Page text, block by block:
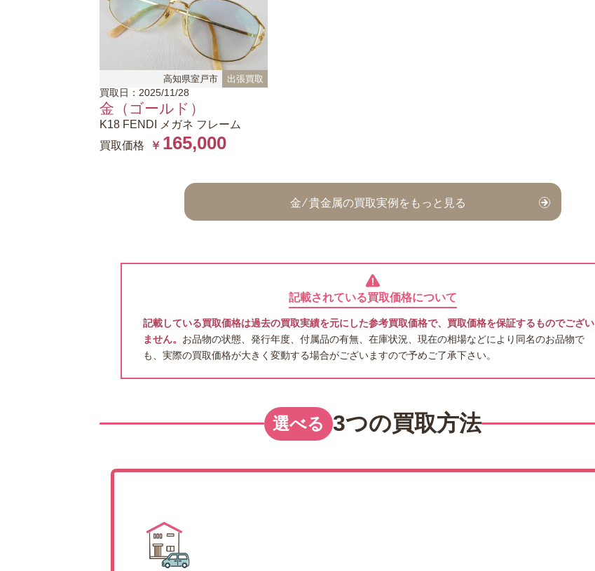
高知県室戸市
出張買取
買取日：2025/11/28
金（ゴールド）
K18 FENDI メガネ フレーム
買取価格
￥ 165,000
金 ⁄ 貴金属の買取実例をもっと見る
記載されている買取価格について
記載している買取価格は過去の買取実績を元にした参考買取価格で、買取価格を保証するものでござい
ません。 お品物の状態、発行年度、付属品の有無、在庫状況、現在の相場などにより同名のお品物で
も、実際の買取価格が大きく変動する場合がございますので予めご了承下さい。
選べる 3つの買取方法